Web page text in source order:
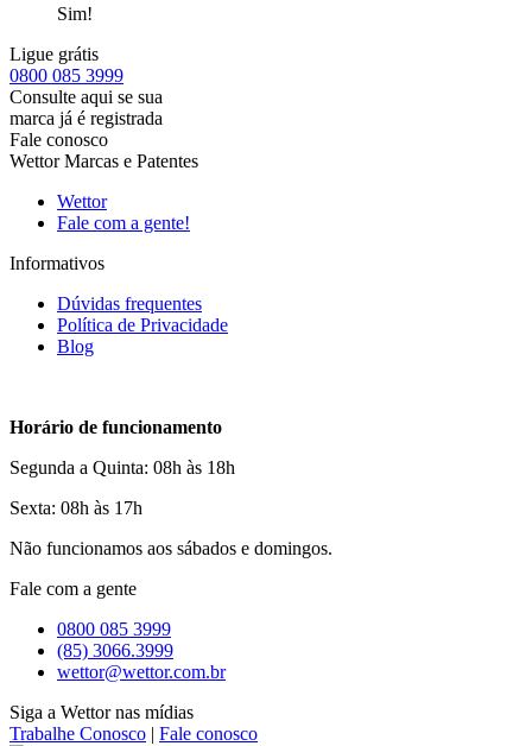
Sim!
Ligue grátis
0800 085 3999
Consulte aqui se sua
marca já é registrada
Fale conosco
Wettor Marcas e Patentes
Wettor
Fale com a gente!
Informativos
Dúvidas frequentes
Política de Privacidade
Blog
Horário de funcionamento
Segunda a Quinta: 08h às 18h
Sexta: 08h às 17h
Não funcionamos aos sábados e domingos.
Fale com a gente
0800 085 3999
(85) 3066.3999
wettor@wettor.com.br
Siga a Wettor nas mídias
Trabalhe Conosco | Fale conosco